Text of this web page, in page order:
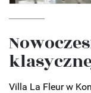
Villa La Fleur w